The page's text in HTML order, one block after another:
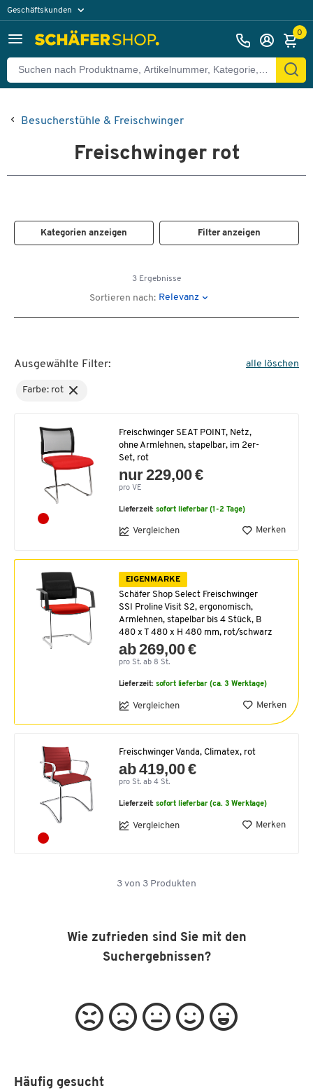
Geschäftskunden
0
Besucherstühle & Freischwinger
Freischwinger rot
Kategorien anzeigen Filter anzeigen
3 Ergebnisse
Sortieren nach: Relevanz
Ausgewählte Filter: alle löschen
Farbe: rot
Freischwinger SEAT POINT, Netz,
ohne Armlehnen, stapelbar, im 2er-
Set, rot
nur 229,00 €
pro VE
Lieferzeit:sofort lieferbar (1-2 Tage)
Vergleichen Merken
EIGENMARKE
Schäfer Shop Select Freischwinger
SSI Proline Visit S2, ergonomisch,
Armlehnen, stapelbar bis 4 Stück, B
480 x T 480 x H 480 mm, rot/schwarz
ab 269,00 €
pro St. ab 8 St.
Lieferzeit: sofort lieferbar (ca. 3 Werktage)
Vergleichen Merken
Freischwinger Vanda, Climatex, rot
ab 419,00 €
pro St. ab 4 St.
Lieferzeit:sofort lieferbar (ca. 3 Werktage)
Vergleichen Merken
3 von 3 Produkten
Wie zufrieden sind Sie mit den
Suchergebnissen?
Häufig gesucht